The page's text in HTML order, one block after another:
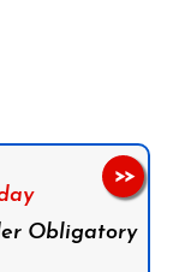
Obligatory
>>